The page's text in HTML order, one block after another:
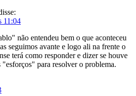
11:04
não entendeu bem o que aconteceu
seguimos avante e logo ali na frente o
terá como responder e dizer se houve
"esforços" para resolver o problema.